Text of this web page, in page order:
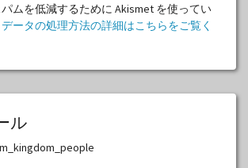
ムを低減するために Akismet を使ってい
ータの処理方法の詳細はこちらをご覧く
ル